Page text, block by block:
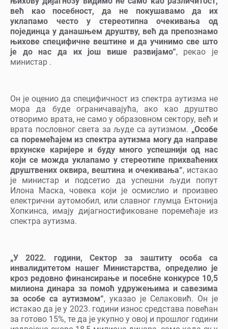
већ као посебност, да не покушавамо да их
уклапамо често у стереотипна очекивања од
појединца у данашњем друштву, већ да препознамо
њихове специфичне вештине и да учинимо све што
је до нас да их још више развијамо“, рекао је
министар .
Он је оценио да специфичност из спектра аутизма не
мора да буде ограничавајућа, ако као друштво
отворимо врата, не само у образовном сектору, већ и
врата пословног света за људе са аутизмом. „Особе
са поремећајем из спектра аутизма могу да направе
врхунске каријере и буду много успешнији од нас
који се можда уклапамо у стереотипе прихваћених
друштвених оквира, вештина и очекивања“, истакао
је министар и подсетио да успешни људи попут
Илона Маска, човека који је осмислио и произвео
електрични аутомобил, или славног глумца Ентонија
Хопкинса, имају дијагностификоване поремећаје из
спектра аутизма.
„У 2022. години, Сектор за заштиту особа са
инвалидитетом нашег Министарства, определио је
кроз редовно финансирање и посебне конкурсе 10,5
милиона динара за помоћ удружењима и савезима
за особе са аутизмом“, указао је Селаковић. Он је
истакао да је у 2023. години износ средстава повећан
за готово 15%, те да је укупно у овој и прошлог години